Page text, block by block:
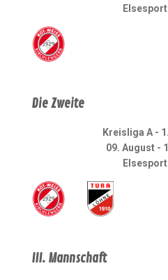
Die Zweite
Kreisliga A -
09. August -
III. Mannschaft